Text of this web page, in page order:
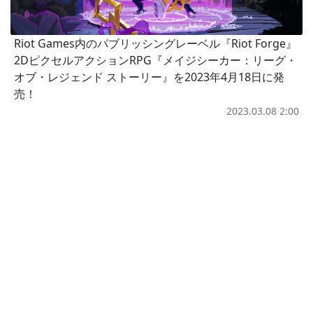
Riot Games内のパブリッシングレーベル『Riot Forge』
2DピクセルアクションRPG『メイジシーカー：リーグ・
オブ・レジェンド ストーリー』を2023年4月18日に発
売！
2023.03.08 2:00